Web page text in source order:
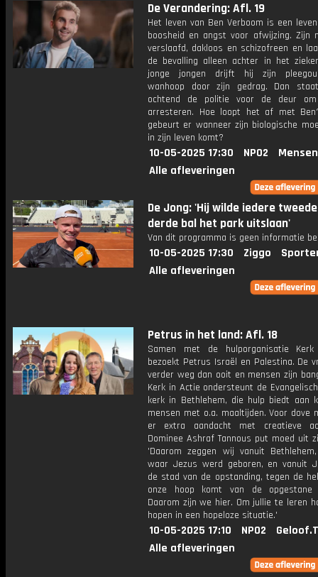
De Verandering: Afl. 19
Het leven van Ben Verboom is een
boosheid en angst voor afwijzing. Zijn
verslaafd, dakloos en schizofreen en
de bevalling alleen achter in het
jonge jongen drijft hij zijn
wanhoop door zijn gedrag. Dan
ochtend de politie voor de deur
arresteren. Hoe loopt het af met
gebeurt er wanneer zijn biologische
in zijn leven komt?
10-05-2025 17:30 NPO2
Alle afleveringen
De Jong: 'Hij wilde iedere
derde bal het park uitslaan'
Van dit programma is geen informatie
10-05-2025 17:30 Ziggo
Alle afleveringen
Petrus in het land: Afl. 18
Samen met de hulporganisatie
bezoekt Petrus Israël en Palestina. De
verder weg dan ooit en mensen zijn
Kerk in Actie ondersteunt de
kerk in Bethlehem, die hulp biedt aan
mensen met o.a. maaltijden. Voor dove
er extra aandacht met creatieve
Dominee Ashraf Tannous put moed uit
'Daarom zeggen wij vanuit
waar Jezus werd geboren, en vanuit
de stad van de opstanding, tegen de
onze hoop komt van de opgestane
Daarom zijn we hier. Om jullie te leren
hopen in een hopeloze situatie.'
10-05-2025 17:10 NPO2
Alle afleveringen